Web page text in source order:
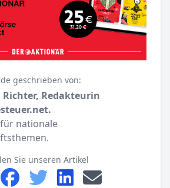
geschrieben von:
Richter, Redakteurin
nationale
Sie unseren Artikel